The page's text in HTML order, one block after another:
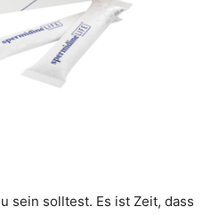
sein solltest. Es ist Zeit, dass